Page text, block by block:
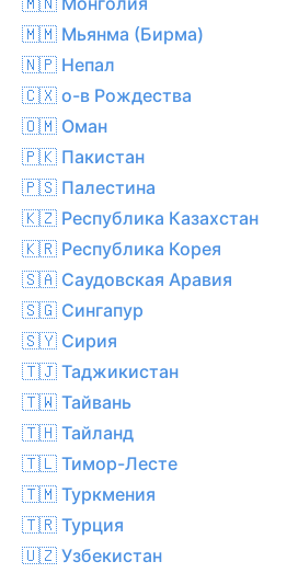
🇲🇲 Мьянма (Бирма)
🇳🇵 Непал
🇨🇽 о-в Рождества
🇴🇲 Оман
🇵🇰 Пакистан
🇵🇸 Палестина
🇰🇿 Республика Казахстан
🇰🇷 Республика Корея
🇸🇦 Саудовская Аравия
🇸🇬 Сингапур
🇸🇾 Сирия
🇹🇯 Таджикистан
🇹🇼 Тайвань
🇹🇭 Тайланд
🇹🇱 Тимор-Лесте
🇹🇲 Туркмения
🇹🇷 Турция
🇺🇿 Узбекистан